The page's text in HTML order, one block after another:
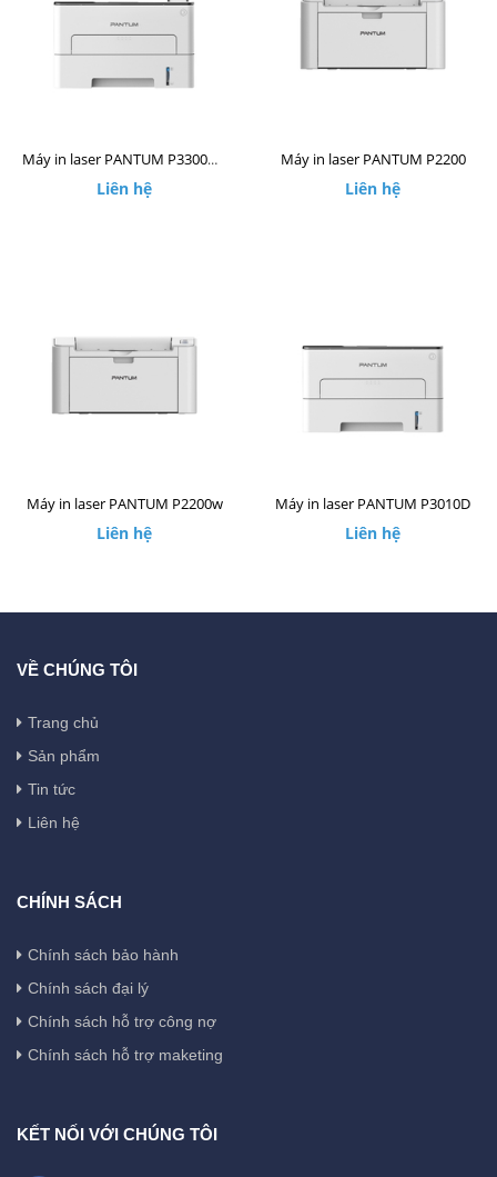
Máy in laser PANTUM P3300DW
Liên hệ
Máy in laser PANTUM P2200
Liên hệ
Máy in laser PANTUM P2200w
Liên hệ
Máy in laser PANTUM P3010D
Liên hệ
VỀ CHÚNG TÔI
Trang chủ
Sản phẩm
Tin tức
Liên hệ
CHÍNH SÁCH
Chính sách bảo hành
Chính sách đại lý
Chính sách hỗ trợ công nợ
Chính sách hỗ trợ maketing
KẾT NỐI VỚI CHÚNG TÔI